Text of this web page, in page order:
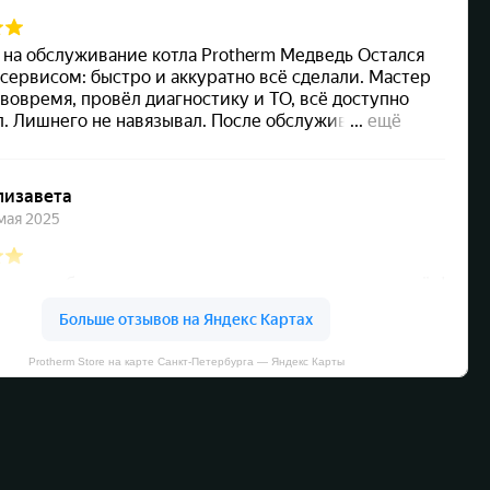
Protherm Store на карте Санкт‑Петербурга — Яндекс Карты